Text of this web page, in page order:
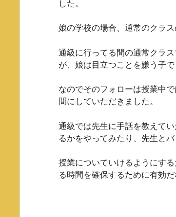
した。
娘の学校の場合、通常のクラ
通級に行ってる間の通常クラ
が、娘は目立つことを嫌う子で
なのでそのフォローは授業中
間にしていただきました。
通級では先生に手話を教えて
るかをやってみたり、先生と
授業についていけるようにす
る時間を確保するために有効だ